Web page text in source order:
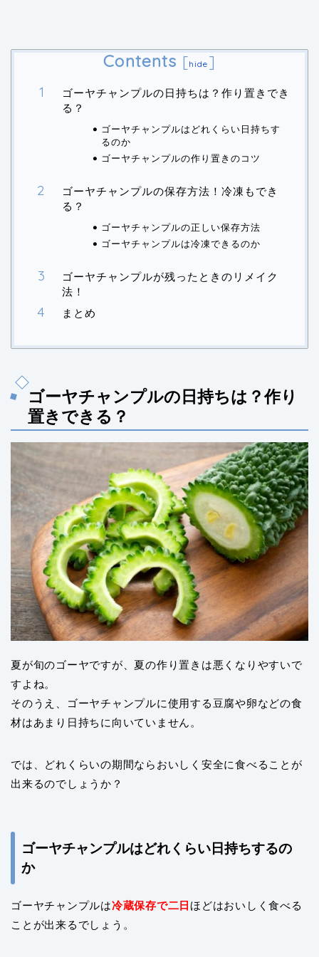
Contents [hide ]
ゴーヤチャンプルの日持ちは？作り置きでき
る？
ゴーヤチャンプルはどれくらい日持ちす
るのか
ゴーヤチャンプルの作り置きのコツ
ゴーヤチャンプルの保存方法！冷凍もでき
る？
ゴーヤチャンプルの正しい保存方法
ゴーヤチャンプルは冷凍できるのか
ゴーヤチャンプルが残ったときのリメイク
法！
まとめ
ゴーヤチャンプルの日持ちは？作り
置きできる？
夏が旬のゴーヤですが、夏の作り置きは悪くなりやすいで
すよね。
そのうえ、ゴーヤチャンプルに使用する豆腐や卵などの食
材はあまり日持ちに向いていません。
では、どれくらいの期間ならおいしく安全に食べることが
出来るのでしょうか？
ゴーヤチャンプルはどれくらい日持ちするの
か
ゴーヤチャンプルは冷蔵保存で二日ほどはおいしく食べる
ことが出来るでしょう。